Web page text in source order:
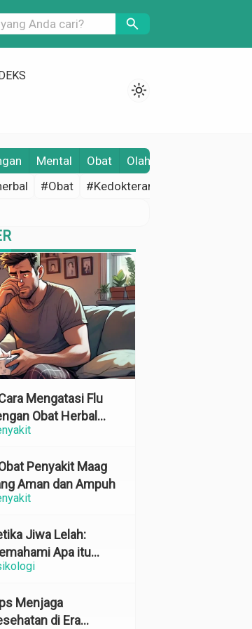
search
light_mode
Mental Obat Olahraga
#Obat #Kedokteran
Mengatasi Flu
Obat Herbal
Ampuh dan
Penyakit Maag
Aman dan Ampuh
Jiwa Lelah:
Apa itu
Exhaustion
Menjaga
di Era